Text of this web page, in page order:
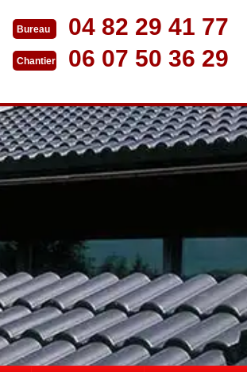
Bureau 04 82 29 41 77
Chantier 06 07 50 36 29